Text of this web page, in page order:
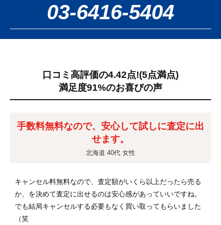
03-6416-5404
口コミ高評価の4.42点!(5点満点)
満足度91%のお喜びの声
手数料無料なので、安心して試しに査定に出
せます。
北海道 40代 女性
キャンセル料無料なので、査定額がいくら以上だったら売る
か、を決めて査定に出せるのは安心感があっていいですね。
でも結局キャンセルする必要もなく買い取ってもらいました
（笑